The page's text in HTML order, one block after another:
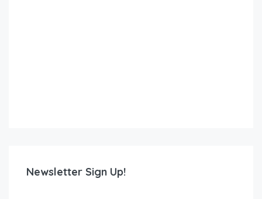
Newsletter Sign Up!